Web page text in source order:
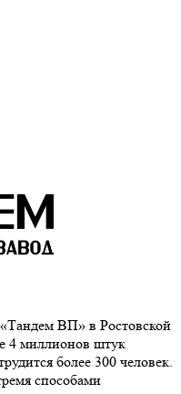
ВП» в Ростовской
4 миллионов штук
более 300 человек.
способами